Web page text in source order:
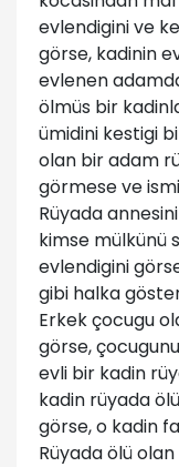
evlendigini ve
görse, kadinin
evlenen
ölmüs bir
ümidini kestigi
olan bir adam
görmese ve
Rüyada
kimse mülkünü
evlendigini
gibi halka
Erkek çocugu
görse,
evli bir kadin
kadin rüyada
görse, o kadin
Rüyada ölü